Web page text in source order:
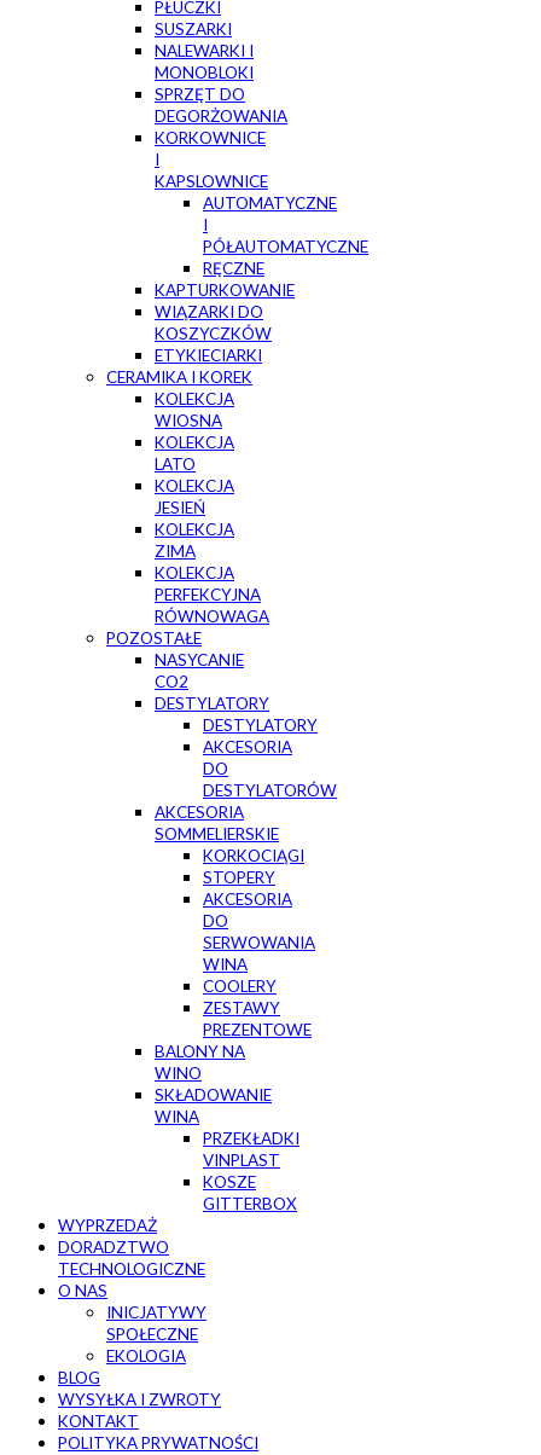
PŁUCZKI
SUSZARKI
NALEWARKI I
MONOBLOKI
SPRZĘT DO
DEGORŻOWANIA
KORKOWNICE
I
KAPSLOWNICE
AUTOMATYCZNE
I
PÓŁAUTOMATYCZNE
RĘCZNE
KAPTURKOWANIE
WIĄZARKI DO
KOSZYCZKÓW
ETYKIECIARKI
CERAMIKA I KOREK
KOLEKCJA
WIOSNA
KOLEKCJA
LATO
KOLEKCJA
JESIEŃ
KOLEKCJA
ZIMA
KOLEKCJA
PERFEKCYJNA
RÓWNOWAGA
POZOSTAŁE
NASYCANIE
CO2
DESTYLATORY
DESTYLATORY
AKCESORIA
DO
DESTYLATORÓW
AKCESORIA
SOMMELIERSKIE
KORKOCIĄGI
STOPERY
AKCESORIA
DO
SERWOWANIA
WINA
COOLERY
ZESTAWY
PREZENTOWE
BALONY NA
WINO
SKŁADOWANIE
WINA
PRZEKŁADKI
VINPLAST
KOSZE
GITTERBOX
WYPRZEDAŻ
DORADZTWO
TECHNOLOGICZNE
O NAS
INICJATYWY
SPOŁECZNE
EKOLOGIA
BLOG
WYSYŁKA I ZWROTY
KONTAKT
POLITYKA PRYWATNOŚCI